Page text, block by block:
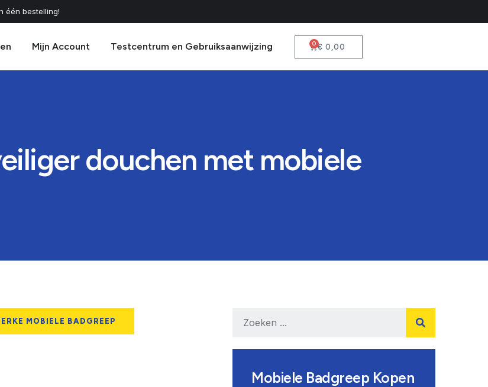
één bestelling!
Mijn Account Testcentrum en Gebruiksaanwijzing € 0,00
0
douchen met mobiele
MOBIELE BADGREEP
Mobiele Badgreep Kopen